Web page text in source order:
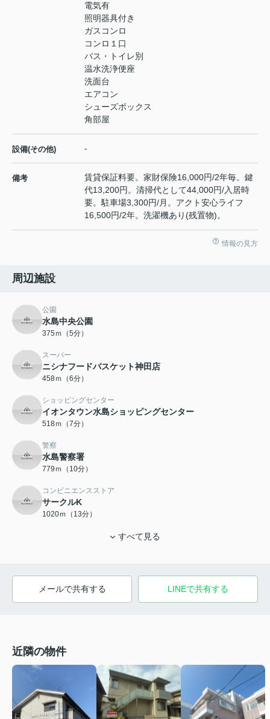
電気有
照明器具付き
ガスコンロ
コンロ１口
バス・トイレ別
温水洗浄便座
洗面台
エアコン
シューズボックス
角部屋
設備(その他) -
備考
賃貸保証料要。家財保険16,000円/2年毎。鍵
代13,200円。清掃代として44,000円/入居時
要。駐車場3,300円/月。アクト安心ライフ
16,500円/2年。洗濯機あり(残置物)。
情報の見方
周辺施設
公園
水島中央公園
375ｍ（5分）
スーパー
ニシナフードバスケット神田店
458ｍ（6分）
ショッピングセンター
イオンタウン水島ショッピングセンター
518ｍ（7分）
警察
水島警察署
779ｍ（10分）
コンビニエンスストア
サークルK
1020ｍ（13分）
すべて見る
メールで共有する LINEで共有する
近隣の物件